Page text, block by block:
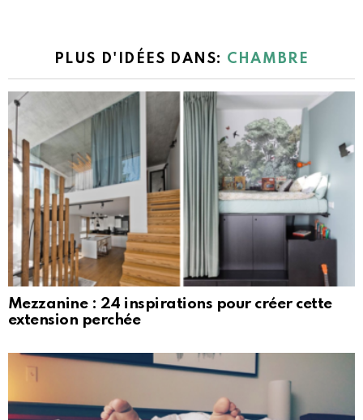
PLUS D'IDÉES DANS: CHAMBRE
Mezzanine : 24 inspirations pour créer cette
extension perchée